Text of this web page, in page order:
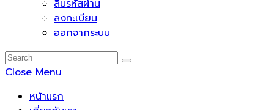
ลืมรหัสผ่าน
ลงทะเบียน
ออกจากระบบ
Close Menu
หน้าแรก